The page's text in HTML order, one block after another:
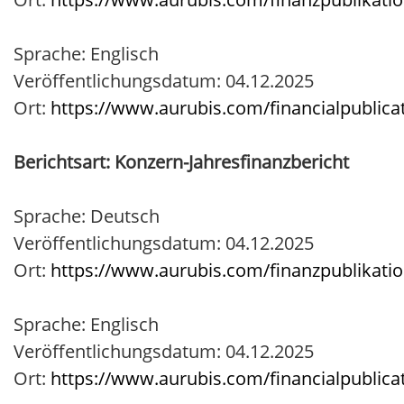
Sprache: Englisch
Veröffentlichungsdatum: 04.12.2025
Ort: https://www.aurubis.com/
Berichtsart: Konzern-Jahresfinanzbericht
Sprache: Deutsch
Veröffentlichungsdatum: 04.12.2025
Ort: https://www.aurubis.com/
Sprache: Englisch
Veröffentlichungsdatum: 04.12.2025
Ort: https://www.aurubis.com/